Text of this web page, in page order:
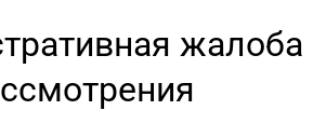
жалоба